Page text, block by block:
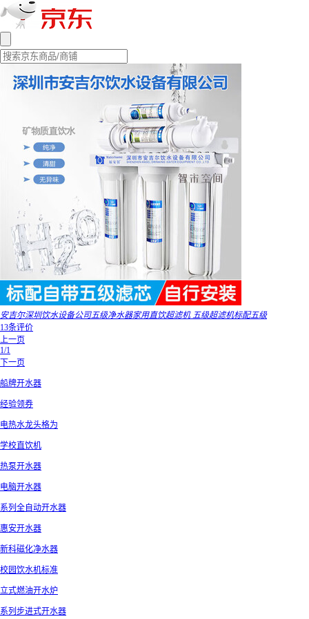
安吉尔深圳饮水设备公司五级净水器家用直饮超滤机 五级超滤机标配五级
13条评价
上一页
1/1
下一页
船牌开水器
经验领券
电热水龙头格为
学校直饮机
热泵开水器
电脑开水器
系列全自动开水器
惠安开水器
新科磁化净水器
校园饮水机标准
立式燃油开水炉
系列步进式开水器